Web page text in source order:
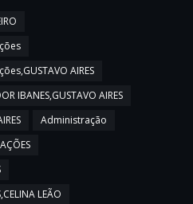
AIRES
IBANES,GUSTAVO AIRES
Administração
LEÃO